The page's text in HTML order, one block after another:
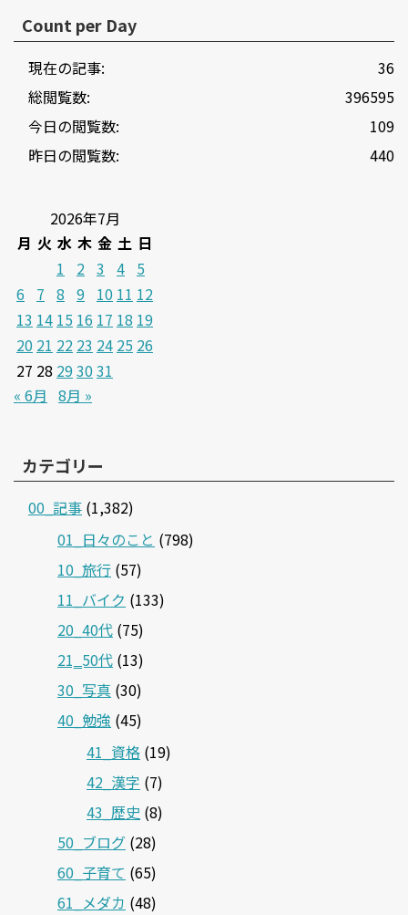
Count per Day
36
現在の記事:
396595
総閲覧数:
109
今日の閲覧数:
440
昨日の閲覧数:
2026年7月
月 火 水 木 金 土 日
1
2 3 4 5
6
7 8 9 10 11 12
13 14 15 16 17 18 19
20 21 22 23 24 25 26
27 28 293031
« 6月 8月 »
カテゴリー
00_記事 (1,382)
01_日々のこと (798)
10_旅行 (57)
11_バイク (133)
20_40代 (75)
21‗50代 (13)
30_写真 (30)
40_勉強 (45)
41_資格 (19)
42_漢字 (7)
43_歴史 (8)
50_ブログ (28)
60_子育て (65)
61_メダカ (48)